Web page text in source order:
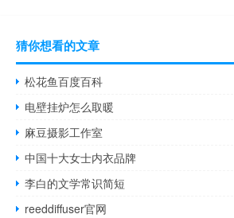
猜你想看的文章
松花鱼百度百科
电壁挂炉怎么取暖
麻豆摄影工作室
中国十大女士内衣品牌
李白的文学常识简短
reeddiffuser官网